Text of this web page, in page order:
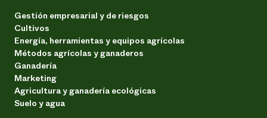
Gestión empresarial y de riesgos
Cultivos
Energía, herramientas y equipos agrícolas
Métodos agrícolas y ganaderos
Ganadería
Marketing
Agricultura y ganadería ecológicas
Suelo y agua